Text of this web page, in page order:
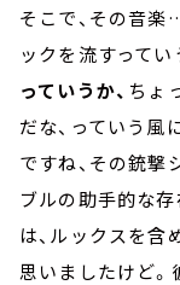
そこで、その音
ックを流すってい
っていうか、 ちょ
だな、っていう風
ですね、その銃撃
ブルの助手的な
は、ルックスを含
思いましたけど。